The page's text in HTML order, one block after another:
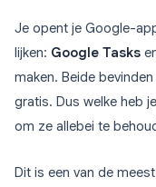
Je opent je Google-
lijken: Google Tasks
maken. Beide
gratis. Dus welke heb
om ze allebei te
Dit is een van de